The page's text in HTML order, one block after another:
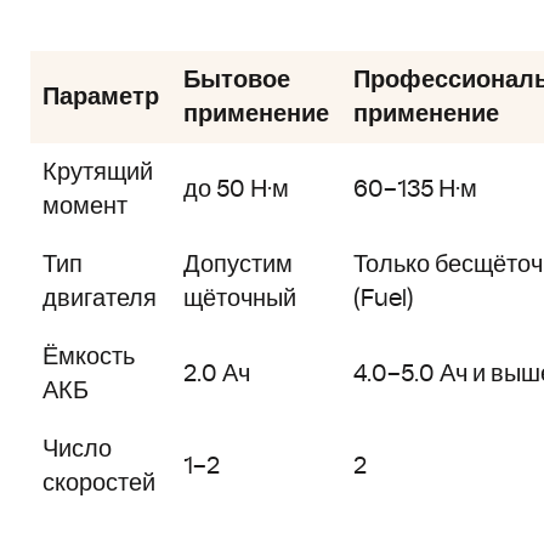
Параметр
Бытовое
применение
применение
Крутящий
момент
до 50 Н·м 60–135 Н·м
Тип
двигателя
Допустим
щёточный
Только
(Fuel)
Ёмкость
АКБ
2.0 Ач 4.0–5.0 Ач и
Число
скоростей
1–2 2